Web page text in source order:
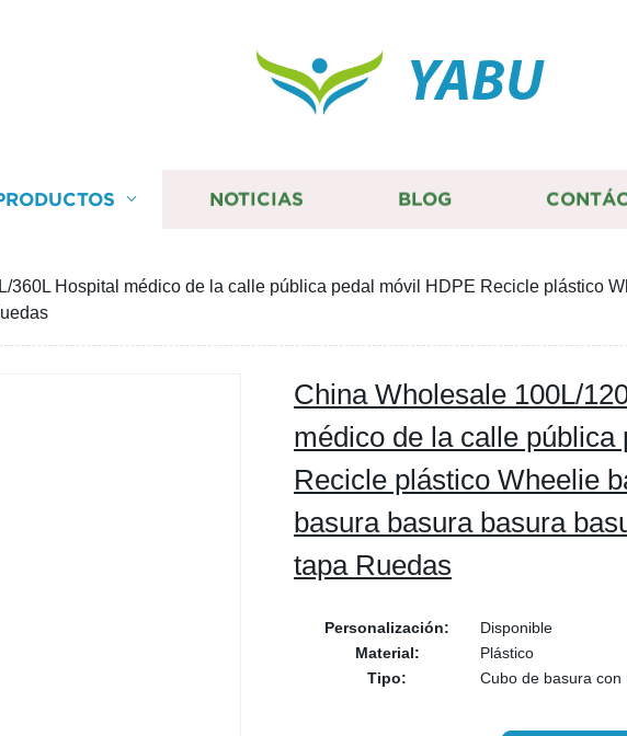
YABU
NOTICIAS BLOG
360L Hospital médico de la calle pública pedal móvil HDPE Recicle plástico
China Wholesale 100L/
médico de la calle
Recicle plástico Wheelie
basura basura basura
tapa Ruedas
Personalización:
Disponible
Material:
Plástico
Tipo:
Cubo de basura con